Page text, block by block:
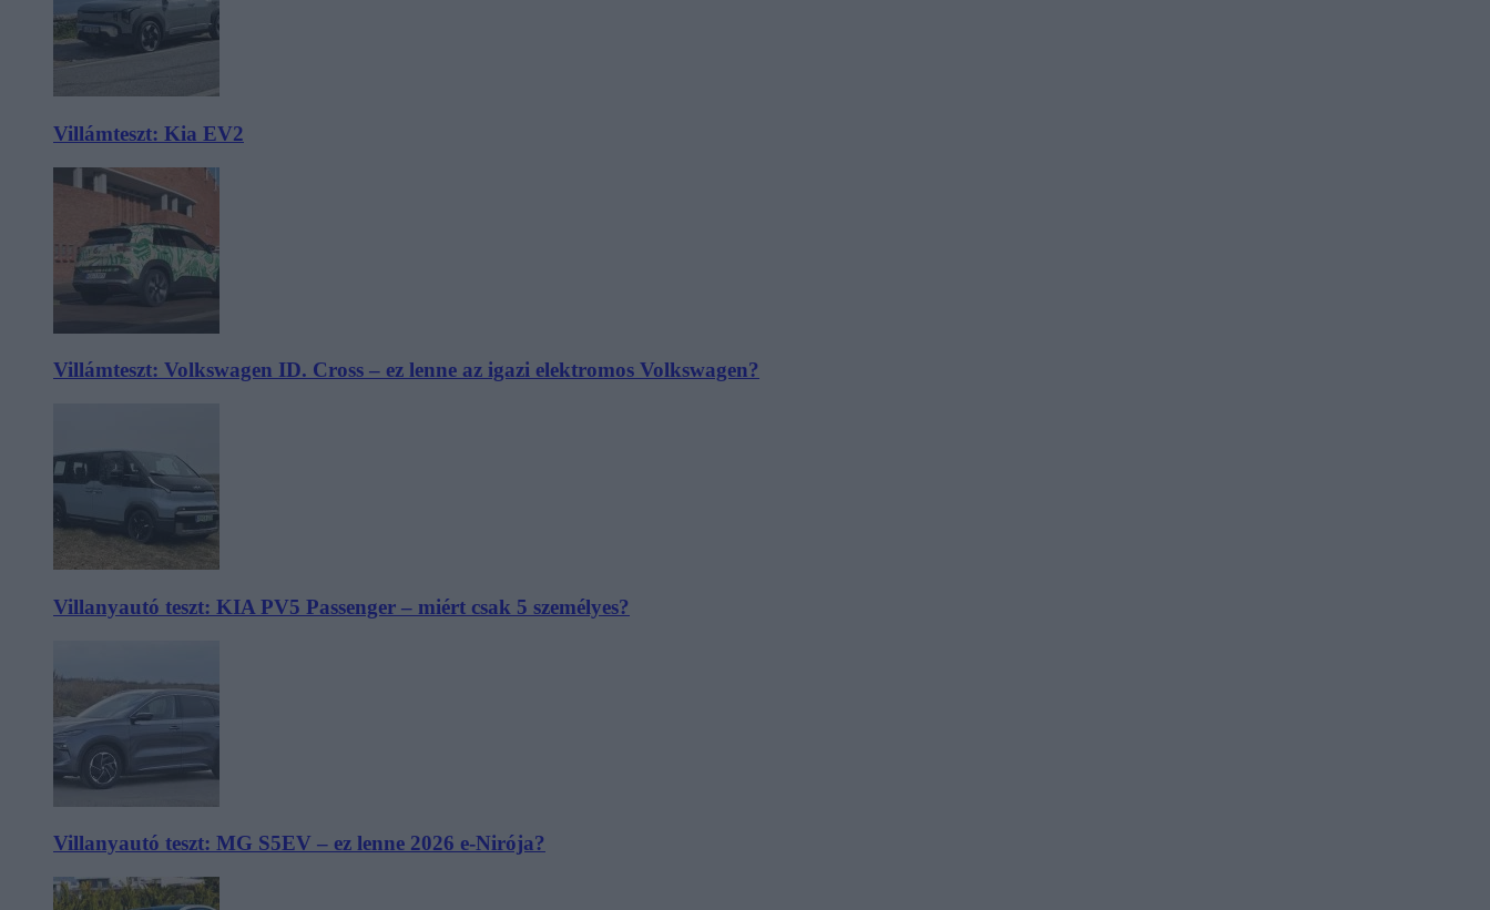
Villámteszt: Kia EV2
Villámteszt: Volkswagen ID. Cross – ez lenne az igazi elektromos Volkswagen?
Villanyautó teszt: KIA PV5 Passenger – miért csak 5 személyes?
Villanyautó teszt: MG S5EV – ez lenne 2026 e-Nirója?